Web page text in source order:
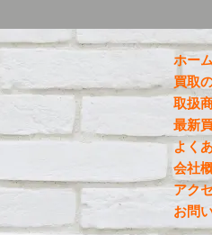
ホーム
買取
取扱
最新
よく
会社
アク
お問